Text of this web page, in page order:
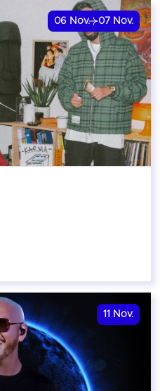
06 Nov. 07 Nov.
11 Nov.